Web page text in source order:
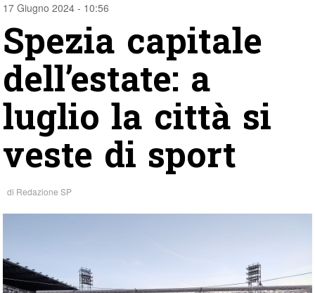
17 Giugno 2024 - 10:56
Spezia capitale
dell’estate: a
luglio la città si
veste di sport
di Redazione SP